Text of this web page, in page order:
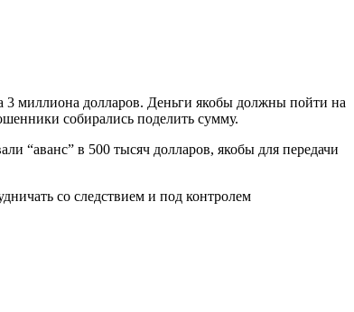
3 миллиона долларов. Деньги якобы должны пойти на
собирались поделить сумму.
“аванс” в 500 тысяч долларов, якобы для передачи
со следствием и под контролем